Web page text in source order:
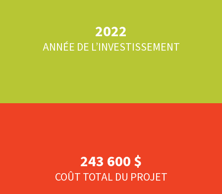
2022
ANNÉE DE L’INVESTISSEMENT
243 600 $
COÛT TOTAL DU PROJET